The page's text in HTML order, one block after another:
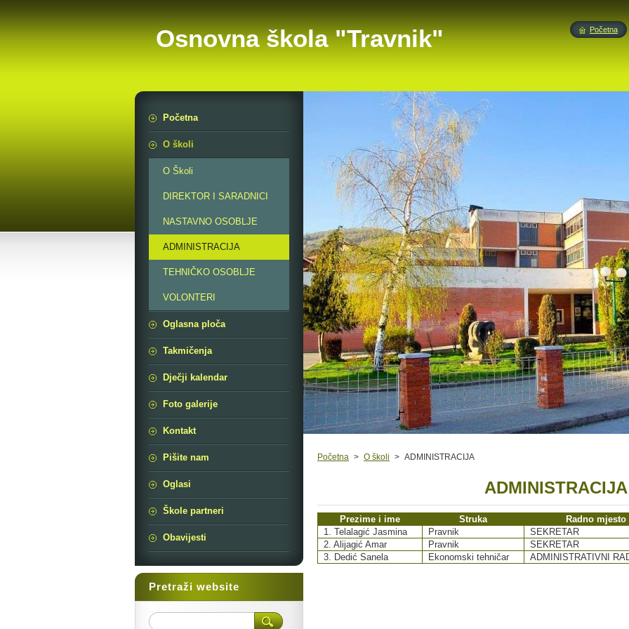
Osnovna škola "Travnik"
Početna > O školi > ADMINISTRACIJA
ADMINISTRACIJA
Prezime i ime Struka
Radno mjesto
1. Telalagić Jasmina
Pravnik
SEKRETAR
2. Alijagić Amar
Pravnik
SEKRETAR
3. Dedić Sanela
Ekonomski tehničar ADMINISTRATIVNI
Početna
O školi
O Školi
DIREKTOR I SARADNICI
NASTAVNO OSOBLJE
ADMINISTRACIJA
TEHNIČKO OSOBLJE
VOLONTERI
Oglasna ploča
Takmičenja
Dječji kalendar
Foto galerije
Kontakt
Pišite nam
Oglasi
Škole partneri
Obavijesti
Pretraži website
Početna